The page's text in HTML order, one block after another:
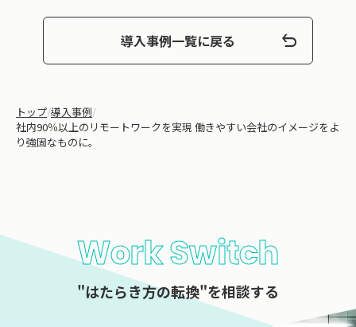
導入事例一覧に戻る
トップ/導入事例/
社内90％以上のリモートワークを実現 働きやすい会社のイメージをよ
り強固なものに。
Work Switch
"はたらき方の転換"を相談する